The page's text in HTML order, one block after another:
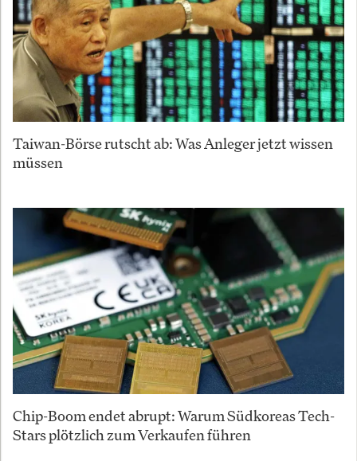
Taiwan-Börse rutscht ab: Was Anleger jetzt wissen
müssen
Chip-Boom endet abrupt: Warum Südkoreas Tech-
Stars plötzlich zum Verkaufen führen